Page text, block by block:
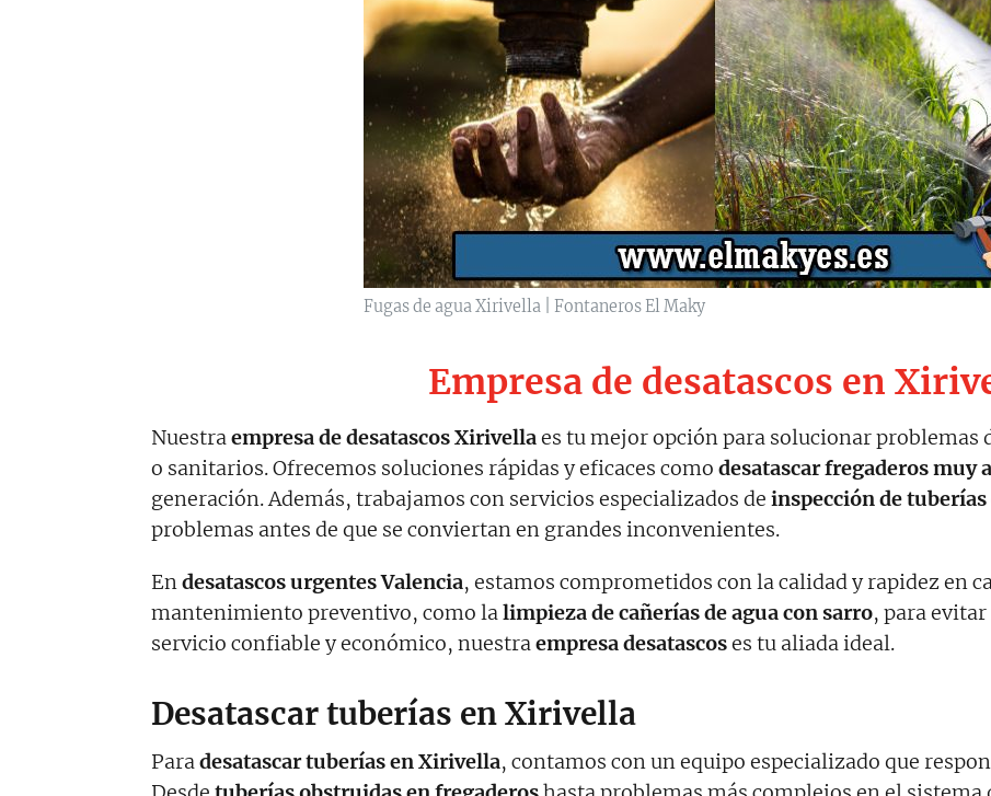
Fugas de agua Xirivella | Fontaneros El Maky
Empresa de desatascos en
Nuestraempresa de desatascos Xirivellaes tu mejor opción para solucionar problemas
o sanitarios. Ofrecemos soluciones rápidas y eficaces como desatascar fregaderos muy
generación. Además, trabajamos con servicios especializados de inspección de tuberías
problemas antes de que se conviertan en grandes inconvenientes.
Endesatascos urgentes Valencia, estamos comprometidos con la calidad y rapidez en
mantenimiento preventivo, como lalimpieza de cañerías de agua con sarro, para
servicio confiable y económico, nuestraempresa desatascoses tu aliada ideal.
Desatascar tuberías en Xirivella
Paradesatascar tuberías en Xirivella, contamos con un equipo especializado que